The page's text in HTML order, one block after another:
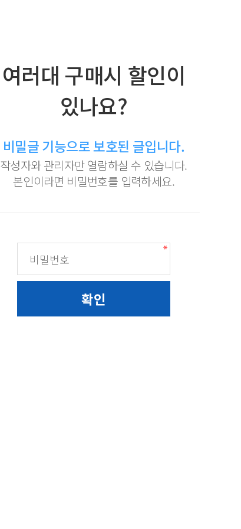
여러대 구매시 할인이
있나요?
비밀글 기능으로 보호된 글입니다.
작성자와 관리자만 열람하실 수 있습니다.
본인이라면 비밀번호를 입력하세요.